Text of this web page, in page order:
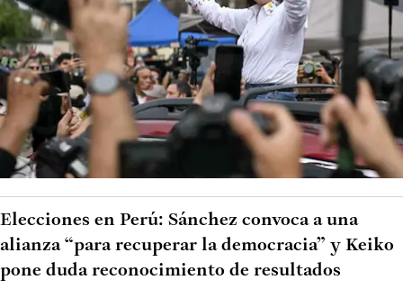
Elecciones en Perú: Sánchez convoca a una
alianza “para recuperar la democracia” y Keiko
pone duda reconocimiento de resultados